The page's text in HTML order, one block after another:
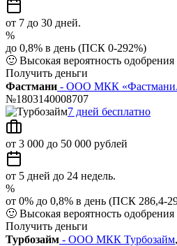
от 7 до 30 дней.
%
до 0,8% в день (ПСК 0-292%)
🙂 Высокая вероятность одобрения
Получить деньги
Фастмани - ООО МКК
№1803140008707
7 дней бесплатно
от 3 000 до 50 000 рублей
от 5 дней до 24 недель.
%
от 0% до 0,8% в день (ПСК 286,4-
🙂 Высокая вероятность одобрения
Получить деньги
Турбозайм - ООО МКК Турбозайм